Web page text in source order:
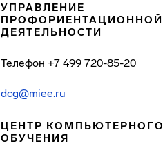
УПРАВЛЕНИЕ
ПРОФОРИЕНТАЦИОННОЙ
ДЕЯТЕЛЬНОСТИ
Телефон +7 499 720-85-20
dcg@miee.ru
ЦЕНТР КОМПЬЮТЕРНОГО
ОБУЧЕНИЯ